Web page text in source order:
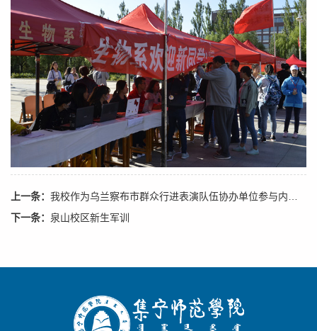
上一条： 我校作为乌兰察布市群众行进表演队伍协办单位参与内蒙古自治区70周年大庆开幕式演出
下一条： 泉山校区新生军训